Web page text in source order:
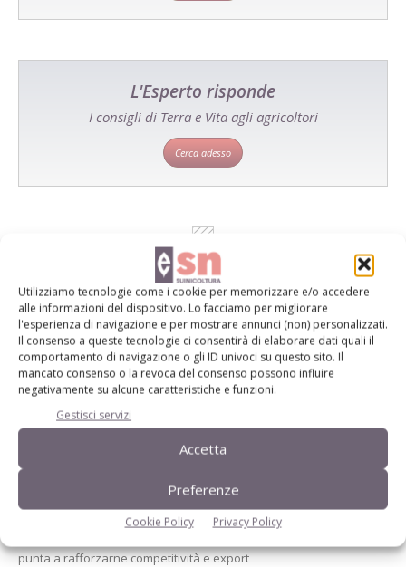
Utilizziamo tecnologie come i cookie per memorizzare e/o accedere
alle informazioni del dispositivo. Lo facciamo per migliorare
l'esperienza di navigazione e per mostrare annunci (non) personalizzati.
Il consenso a queste tecnologie ci consentirà di elaborare dati quali il
comportamento di navigazione o gli ID univoci su questo sito. Il
mancato consenso o la revoca del consenso possono influire
negativamente su alcune caratteristiche e funzioni.
Gestisci servizi
Accetta
Preferenze
Cookie Policy Privacy Policy
L'Esperto risponde
I consigli di Terra e Vita agli agricoltori
Cerca adesso
Dalla stessa categoria
FLASH NEWS 29 Luglio 2026
Porkaméricas 2026 a
Cartagena: bilancio record
Innovazione, intelligenza artificiale, sostenibilità e apertura ai
mercati internazionali al centro di Porkaméricas 2026. Il congresso
punta a rafforzarne competitività e export